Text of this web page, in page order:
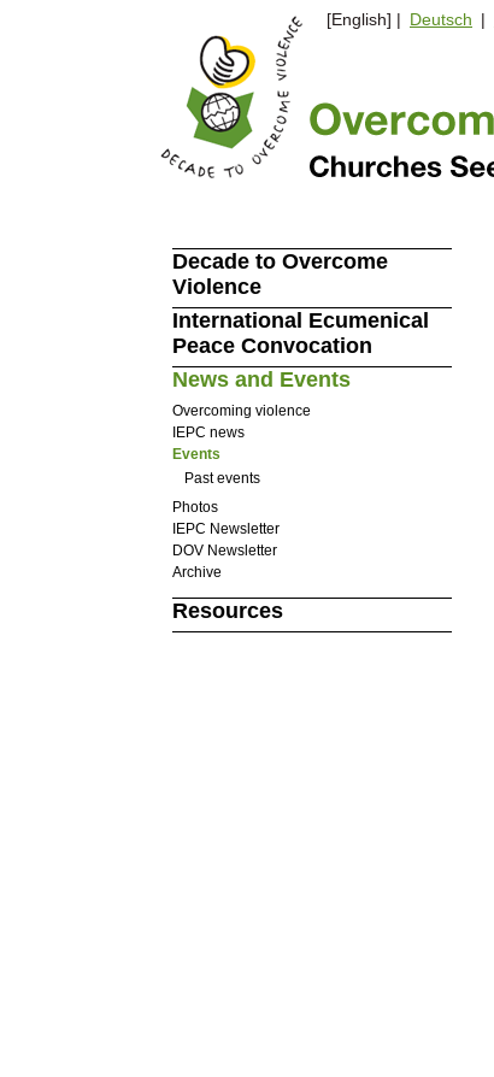
[English] | Deutsch |
Decade to Overcome
Violence
International Ecumenical
Peace Convocation
News and Events
Overcoming violence
IEPC news
Events
Past events
Photos
IEPC Newsletter
DOV Newsletter
Archive
Resources